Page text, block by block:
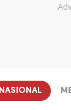
NASIONAL